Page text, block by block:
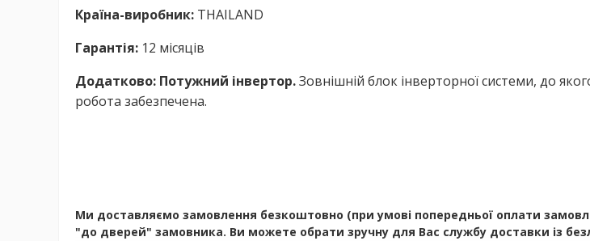
Країна-виробник: THAILAND
Гарантія: 12 місяців
Додатково: Потужний інвертор.Зовнішній блок інверторної системи, до
робота забезпечена.
Ми доставляємо замовлення безкоштовно (при умові попередньої оплати
"до дверей" замовника. Ви можете обрати зручну для Вас службу доставки із